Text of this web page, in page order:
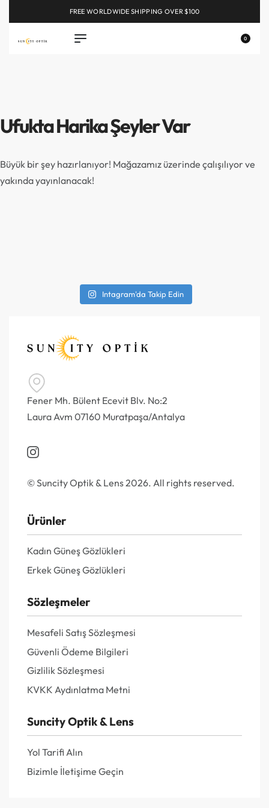
FREE WORLDWIDE SHIPPING OVER $100
0
Ufukta Harika Şeyler Var
Büyük bir şey hazırlanıyor! Mağazamız üzerinde çalışılıyor ve
yakında yayınlanacak!
Intagram'da Takip Edin
Fener Mh. Bülent Ecevit Blv. No:2
Laura Avm 07160 Muratpaşa/Antalya
© Suncity Optik & Lens 2026. All rights reserved.
Ürünler
Kadın Güneş Gözlükleri
Erkek Güneş Gözlükleri
Sözleşmeler
Mesafeli Satış Sözleşmesi
Güvenli Ödeme Bilgileri
Gizlilik Sözleşmesi
KVKK Aydınlatma Metni
Suncity Optik & Lens
Yol Tarifi Alın
Bizimle İletişime Geçin